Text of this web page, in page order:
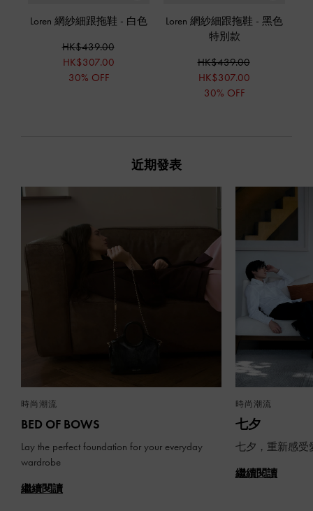
Loren 網紗細跟拖鞋 - 白色
HK$439.00
HK$307.00
30% OFF
Loren 網紗細跟拖鞋 - 黑色
特別款
HK$439.00
HK$307.00
30% OFF
近期發表
時尚潮流
BED OF BOWS
Lay the perfect foundation for your everyday
wardrobe
繼續閱讀
時尚潮流
七夕
七夕，重新感受
繼續閱讀